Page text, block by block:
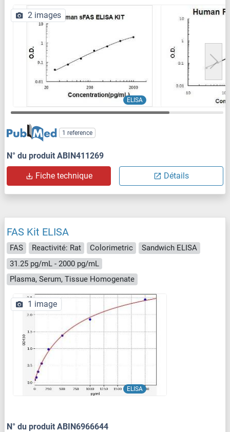
ELISA
2 images
1 reference
N° du produit ABIN411269
Fiche technique Détails
FAS Kit ELISA
FAS Reactivité: Rat Colorimetric
Sandwich ELISA
31.25 pg/mL - 2000 pg/mL
Plasma, Serum, Tissue Homogenate
ELISA
1 image
N° du produit ABIN6966644